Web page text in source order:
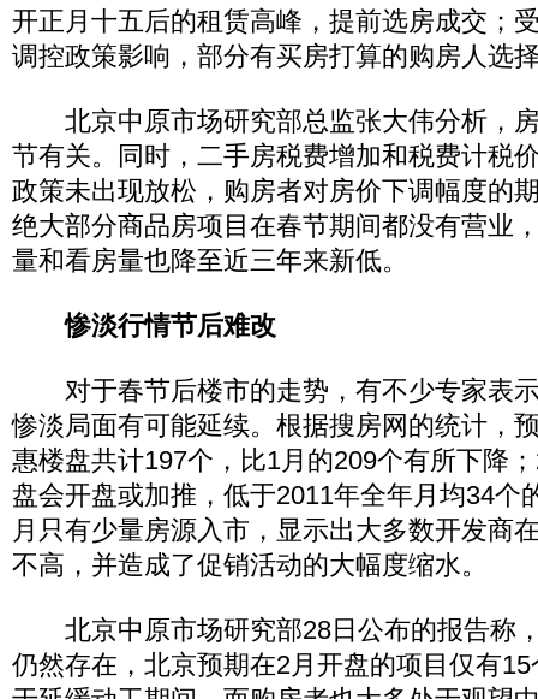
开正月十五后的租赁高峰，提前选房成交；
调控政策影响，部分有买房打算的购房人选
北京中原市场研究部总监张大伟分析，
节有关。同时，二手房税费增加和税费计税
政策未出现放松，购房者对房价下调幅度的
绝大部分商品房项目在春节期间都没有营业
量和看房量也降至近三年来新低。
惨淡行情节后难改
对于春节后楼市的走势，有不少专家表
惨淡局面有可能延续。根据搜房网的统计，
惠楼盘共计197个，比1月的209个有所下降
盘会开盘或加推，低于2011年全年月均34个
月只有少量房源入市，显示出大多数开发商
不高，并造成了促销活动的大幅度缩水。
北京中原市场研究部28日公布的报告称
仍然存在，北京预期在2月开盘的项目仅有